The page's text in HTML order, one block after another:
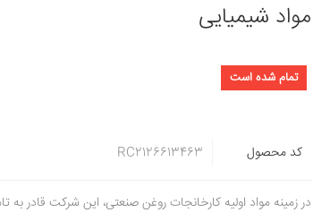
مواد شیمیایی
تمام شده است
کد محصول RC2126613463